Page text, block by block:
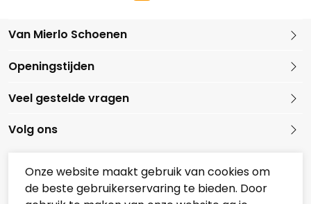
Van Mierlo Schoenen
Openingstijden
Veel gestelde vragen
Volg ons
Onze website maakt gebruik van cookies om
de beste gebruikerservaring te bieden. Door